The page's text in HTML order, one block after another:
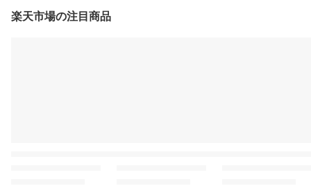
楽天市場の注目商品